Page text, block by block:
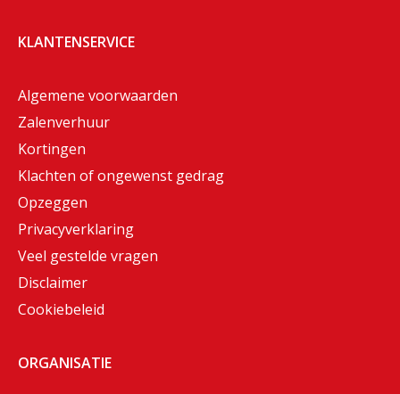
KLANTENSERVICE
Algemene voorwaarden
Zalenverhuur
Kortingen
Klachten of ongewenst gedrag
Opzeggen
Privacyverklaring
Veel gestelde vragen
Disclaimer
Cookiebeleid
ORGANISATIE